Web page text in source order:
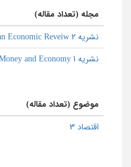
مجله (تعداد مقاله)
نشریه Iranian Economic Reveiw 2
نشریه Money and Economy 1
موضوع (تعداد مقاله)
اقتصاد 3